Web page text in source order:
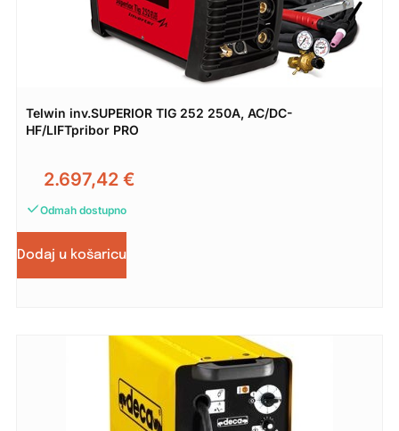
Telwin inv.SUPERIOR TIG 252 250A, AC/DC-
HF/LIFTpribor PRO
2.697,42 €
Odmah dostupno
Dodaj u košaricu